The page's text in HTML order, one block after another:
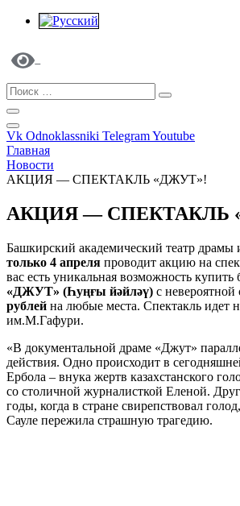
Vk Odnoklassniki TelegramYoutube
Главная
Новости
АКЦИЯ — СПЕКТАКЛЬ «ДЖУТ»!
АКЦИЯ — СПЕКТАКЛЬ
Башкирский академический театр
только 4 апреля проводит акцию на
вас есть уникальная возможность купить
«ДЖУТ» (Һуңғы йәйләү) с невероятной
рублей на любые места. Спектакль идет
им.М.Гафури.
«В документальной драме «Джут»
действия. Одно происходит в
Ербола – внука жертв казахстанского
со столичной журналисткой Еленой.
годы, когда в стране свирепствовал
Сауле пережила страшную трагедию.